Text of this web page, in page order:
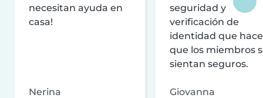
necesitan ayuda en
casa!
Nerina
seguridad y
verificación de
identidad que
que los miembros
sientan seguros.
Giovanna